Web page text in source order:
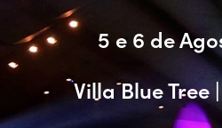
5 e 6 de
Villa Blue Tree